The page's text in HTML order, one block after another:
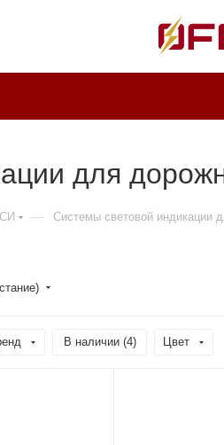
для
— Системы световой индикации
В наличии (4) Цвет